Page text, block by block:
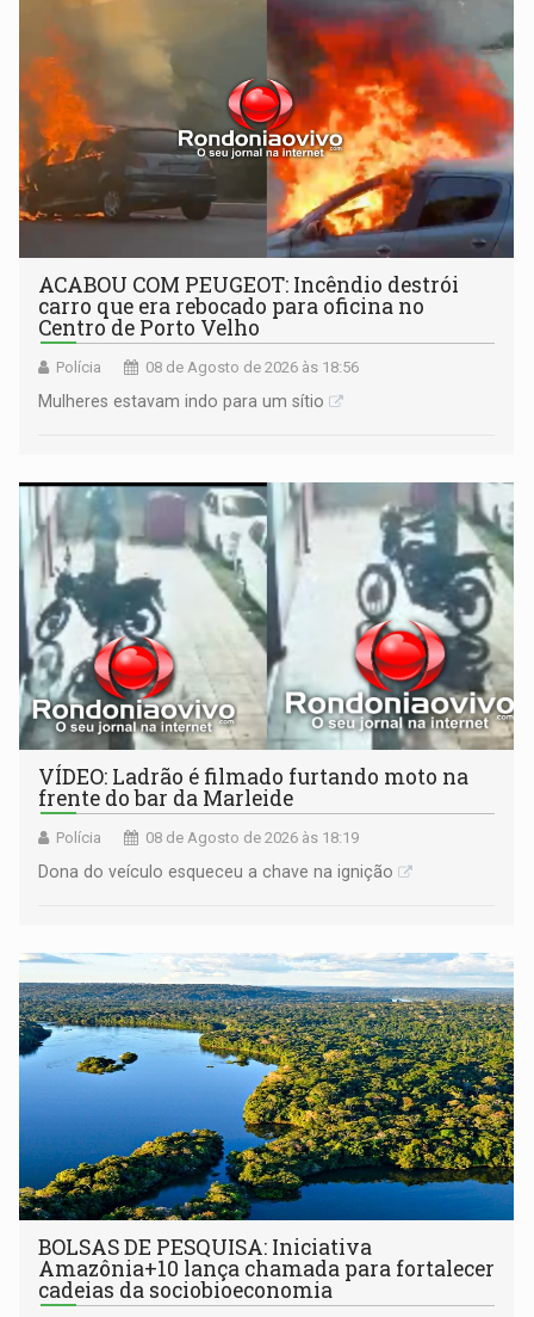
ACABOU COM PEUGEOT: Incêndio destrói
carro que era rebocado para oficina no
Centro de Porto Velho
Polícia 08 de Agosto de 2026 às 18:56
Mulheres estavam indo para um sítio
VÍDEO: Ladrão é filmado furtando moto na
frente do bar da Marleide
Polícia 08 de Agosto de 2026 às 18:19
Dona do veículo esqueceu a chave na ignição
BOLSAS DE PESQUISA: Iniciativa
Amazônia+10 lança chamada para fortalecer
cadeias da sociobioeconomia